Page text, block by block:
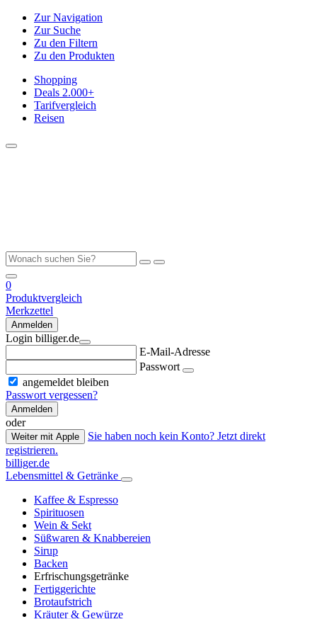
Zur Navigation
Zur Suche
Zu den Filtern
Zu den Produkten
Shopping
Deals 2.000+
Tarifvergleich
Reisen
0
Produktvergleich
Merkzettel
Anmelden
Login billiger.de
E-Mail-Adresse
Passwort
angemeldet bleiben
Passwort vergessen?
Anmelden
oder
Weiter mit Apple
Sie haben noch kein Konto? Jetzt direkt
registrieren.
billiger.de
Lebensmittel & Getränke
Kaffee & Espresso
Spirituosen
Wein & Sekt
Süßwaren & Knabbereien
Sirup
Backen
Erfrischungsgetränke
Fertiggerichte
Brotaufstrich
Kräuter & Gewürze